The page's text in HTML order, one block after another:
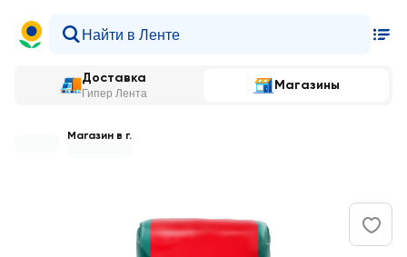
Доставка
Гипер Лента
Магазины
Магазин в г.